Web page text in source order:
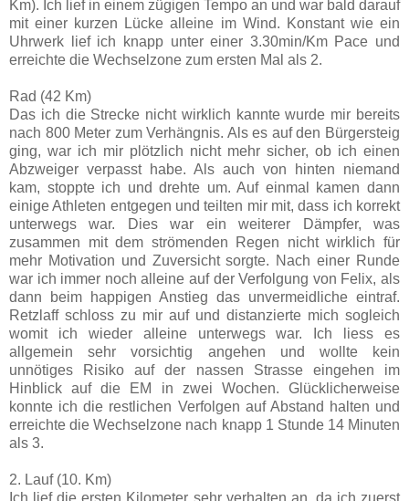
Km). Ich lief in einem zügigen Tempo an und war bald darauf
mit einer kurzen Lücke alleine im Wind. Konstant wie ein
Uhrwerk lief ich knapp unter einer 3.30min/Km Pace und
erreichte die Wechselzone zum ersten Mal als 2.
Rad (42 Km)
Das ich die Strecke nicht wirklich kannte wurde mir bereits
nach 800 Meter zum Verhängnis. Als es auf den Bürgersteig
ging, war ich mir plötzlich nicht mehr sicher, ob ich einen
Abzweiger verpasst habe. Als auch von hinten niemand
kam, stoppte ich und drehte um. Auf einmal kamen dann
einige Athleten entgegen und teilten mir mit, dass ich korrekt
unterwegs war. Dies war ein weiterer Dämpfer, was
zusammen mit dem strömenden Regen nicht wirklich für
mehr Motivation und Zuversicht sorgte. Nach einer Runde
war ich immer noch alleine auf der Verfolgung von Felix, als
dann beim happigen Anstieg das unvermeidliche eintraf.
Retzlaff schloss zu mir auf und distanzierte mich sogleich
womit ich wieder alleine unterwegs war. Ich liess es
allgemein sehr vorsichtig angehen und wollte kein
unnötiges Risiko auf der nassen Strasse eingehen im
Hinblick auf die EM in zwei Wochen. Glücklicherweise
konnte ich die restlichen Verfolgen auf Abstand halten und
erreichte die Wechselzone nach knapp 1 Stunde 14 Minuten
als 3.
2. Lauf (10. Km)